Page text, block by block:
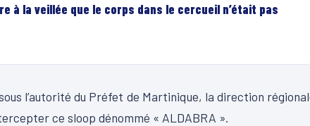
à la veillée que le corps dans le cercueil n’était pas
l’autorité du Préfet de Martinique, la direction
ce sloop dénommé « ALDABRA ».